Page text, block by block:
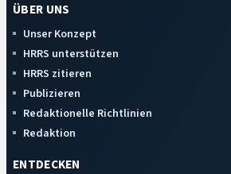
ÜBER UNS
Unser Konzept
HRRS unterstützen
HRRS zitieren
Publizieren
Redaktionelle Richtlinien
Redaktion
ENTDECKEN